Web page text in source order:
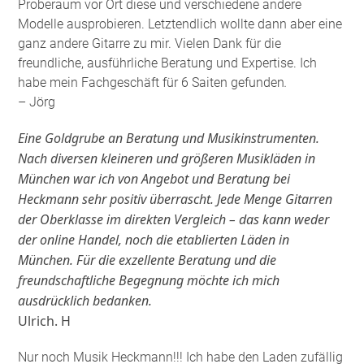
Proberaum vor Ort diese und verschiedene andere
Modelle ausprobieren. Letztendlich wollte dann aber eine
ganz andere Gitarre zu mir. Vielen Dank für die
freundliche, ausführliche Beratung und Expertise. Ich
habe mein Fachgeschäft für 6 Saiten gefunden.
– Jörg
Eine Goldgrube an Beratung und Musikinstrumenten.
Nach diversen kleineren und größeren Musikläden in
München war ich von Angebot und Beratung bei
Heckmann sehr positiv überrascht. Jede Menge Gitarren
der Oberklasse im direkten Vergleich – das kann weder
der online Handel, noch die etablierten Läden in
München. Für die exzellente Beratung und die
freundschaftliche Begegnung möchte ich mich
ausdrücklich bedanken.
Ulrich. H
Nur noch Musik Heckmann!!! Ich habe den Laden zufällig